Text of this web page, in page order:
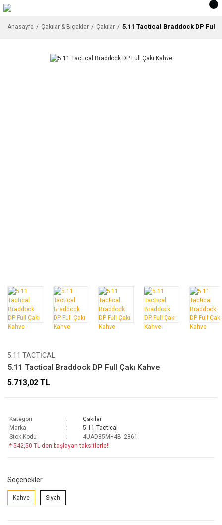
Anasayfa Çakılar & Bıçaklar Çakılar 5.11 Tactical Braddock DP Full
5.11 TACTICAL
5.11 Tactical Braddock DP Full Çakı Kahve
5.713,02 TL
Kategori
Çakılar
Marka
5.11 Tactical
Stok Kodu
4UAD85MH4B_2861
* 542,50 TL den başlayan taksitlerle!!
Seçenekler
Kahve Siyah